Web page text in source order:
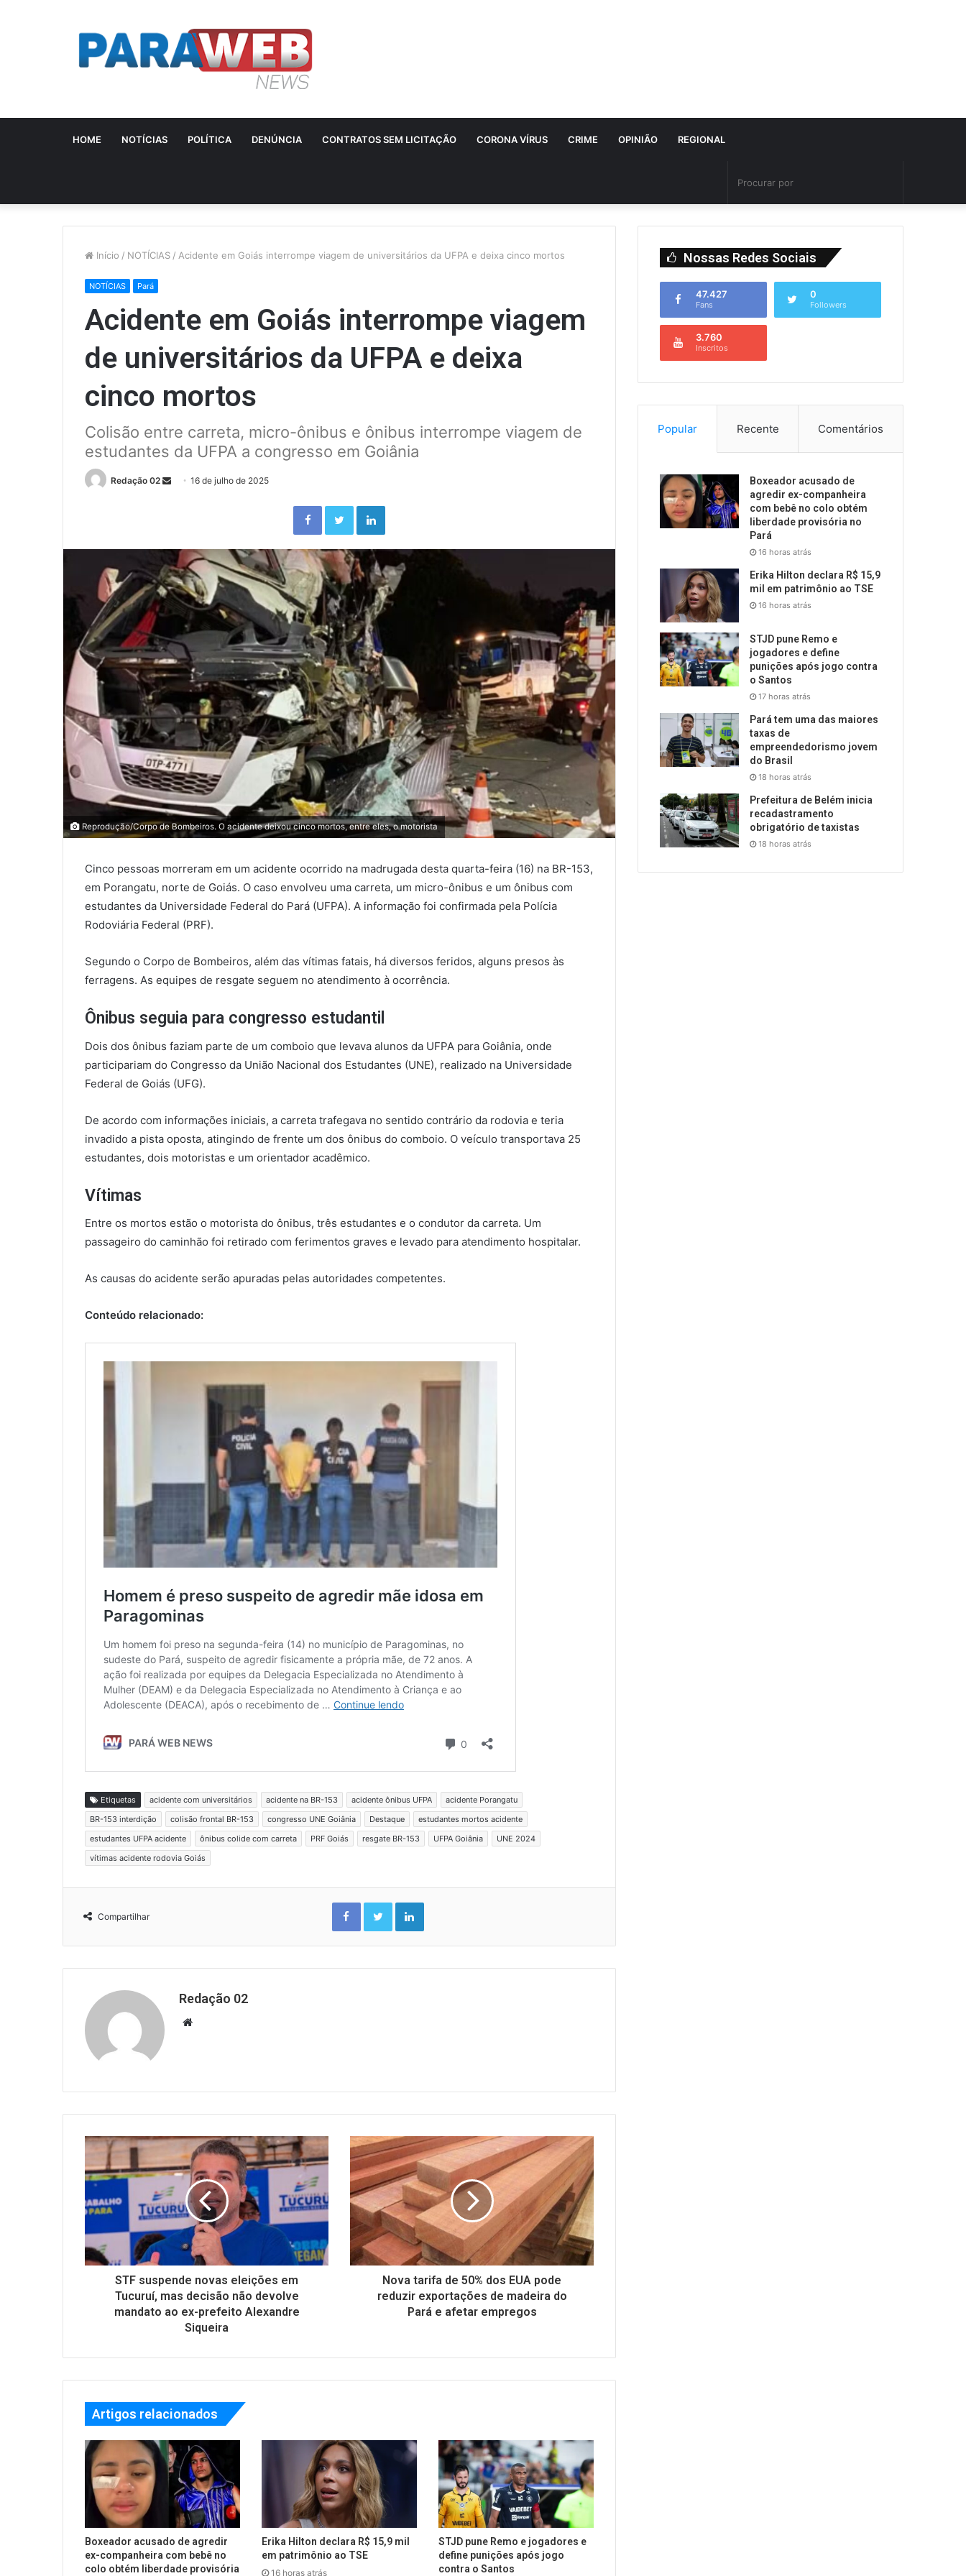
HOME NOTÍCIAS POLÍTICA DENÚNCIA CONTRATOS SEM LICITAÇÃO CORONA VÍRUS CRIME OPINIÃO REGIONAL
Início / NOTÍCIAS / Acidente em Goiás interrompe viagem de universitários da UFPA e deixa cinco mortos
NOTÍCIAS Pará
Acidente em Goiás interrompe viagem
de universitários da UFPA e deixa
cinco mortos
Colisão entre carreta, micro-ônibus e ônibus interrompe viagem de
estudantes da UFPA a congresso em Goiânia
Redação 02
Send16 de julho de 2025
FacebookTwitterLinkedin
Reprodução/Corpo de Bombeiros. O acidente deixou cinco mortos, entre eles, o motorista
Cinco pessoas morreram em um acidente ocorrido na madrugada desta quarta-feira (16) na BR-153,
em Porangatu, norte de Goiás. O caso envolveu uma carreta, um micro-ônibus e um ônibus com
estudantes da Universidade Federal do Pará (UFPA). A informação foi confirmada pela Polícia
Rodoviária Federal (PRF).
Segundo o Corpo de Bombeiros, além das vítimas fatais, há diversos feridos, alguns presos às
ferragens. As equipes de resgate seguem no atendimento à ocorrência.
Ônibus seguia para congresso estudantil
Dois dos ônibus faziam parte de um comboio que levava alunos da UFPA para Goiânia, onde
participariam do Congresso da União Nacional dos Estudantes (UNE), realizado na Universidade
Federal de Goiás (UFG).
De acordo com informações iniciais, a carreta trafegava no sentido contrário da rodovia e teria
invadido a pista oposta, atingindo de frente um dos ônibus do comboio. O veículo transportava 25
estudantes, dois motoristas e um orientador acadêmico.
Vítimas
Entre os mortos estão o motorista do ônibus, três estudantes e o condutor da carreta. Um
passageiro do caminhão foi retirado com ferimentos graves e levado para atendimento hospitalar.
As causas do acidente serão apuradas pelas autoridades competentes.
Conteúdo relacionado:
Etiquetas acidente com universitários acidente na BR-153 acidente ônibus UFPA
acidente Porangatu
BR-153 interdição
colisão frontal BR-153 congresso UNE Goiânia Destaque
estudantes mortos acidente
estudantes UFPA acidente
ônibus colide com carreta PRF Goiás resgate BR-153 UFPA Goiânia
UNE 2024
vítimas acidente rodovia Goiás
Compartilhar
FacebookTwitterLinkedin
Redação 02
Website
STF suspende novas eleições em
Tucuruí, mas decisão não devolve
mandato ao ex-prefeito Alexandre
Siqueira
Nova tarifa de 50% dos EUA pode
reduzir exportações de madeira do
Pará e afetar empregos
Artigos relacionados
Boxeador acusado de agredir
ex-companheira com bebê no
colo obtém liberdade provisória
Erika Hilton declara R$ 15,9 mil
em patrimônio ao TSE
16 horas atrás
STJD pune Remo e jogadores e
define punições após jogo
contra o Santos
Nossas Redes Sociais
47.427
Fans
0
Followers
3.760
Inscritos
Popular Recente Comentários
Boxeador acusado de
agredir ex-companheira
com bebê no colo obtém
liberdade provisória no
Pará
16 horas atrás
Erika Hilton declara R$ 15,9
mil em patrimônio ao TSE
16 horas atrás
STJD pune Remo e
jogadores e define
punições após jogo contra
o Santos
17 horas atrás
Pará tem uma das maiores
taxas de
empreendedorismo jovem
do Brasil
18 horas atrás
Prefeitura de Belém inicia
recadastramento
obrigatório de taxistas
18 horas atrás